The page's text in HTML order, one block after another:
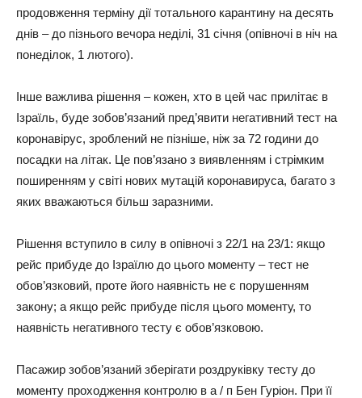
продовження терміну дії тотального карантину на десять
днів – до пізнього вечора неділі, 31 січня (опівночі в ніч на
понеділок, 1 лютого).
Інше важлива рішення – кожен, хто в цей час прилітає в
Ізраїль, буде зобов’язаний пред’явити негативний тест на
коронавірус, зроблений не пізніше, ніж за 72 години до
посадки на літак. Це пов’язано з виявленням і стрімким
поширенням у світі нових мутацій коронавируса, багато з
яких вважаються більш заразними.
Рішення вступило в силу в опівночі з 22/1 на 23/1: якщо
рейс прибуде до Ізраїлю до цього моменту – тест не
обов’язковий, проте його наявність не є порушенням
закону; а якщо рейс прибуде після цього моменту, то
наявність негативного тесту є обов’язковою.
Пасажир зобов’язаний зберігати роздруківку тесту до
моменту проходження контролю в а / п Бен Гуріон. При її